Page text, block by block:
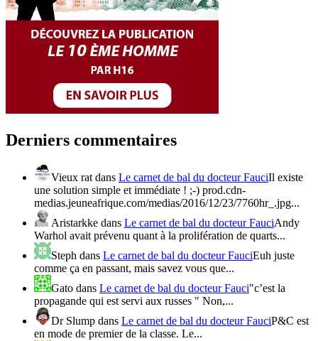
Derniers commentaires
Vieux rat dans Le carnet de bal du docteur FauciIl existe
une solution simple et immédiate ! ;-) prod.cdn-
medias.jeuneafrique.com/medias/2016/12/23/7760hr_.jpg...
Aristarkke dans Le carnet de bal du docteur FauciAndy
Warhol avait prévenu quant à la prolifération de quarts...
Steph dans Le carnet de bal du docteur FauciEuh juste
comme ça en passant, mais savez vous que...
Gato dans Le carnet de bal du docteur Fauci"c’est la
propagande qui est servi aux russes " Non,...
Dr Slump dans Le carnet de bal du docteur FauciP&C est
en mode de premier de la classe. Le...